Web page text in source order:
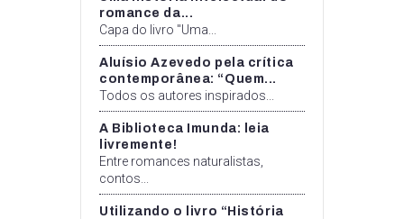
romance da...
Capa do livro "Uma...
Aluísio Azevedo pela crítica
contemporânea: “Quem...
Todos os autores inspirados...
A Biblioteca Imunda: leia
livremente!
Entre romances naturalistas,
contos...
Utilizando o livro “História